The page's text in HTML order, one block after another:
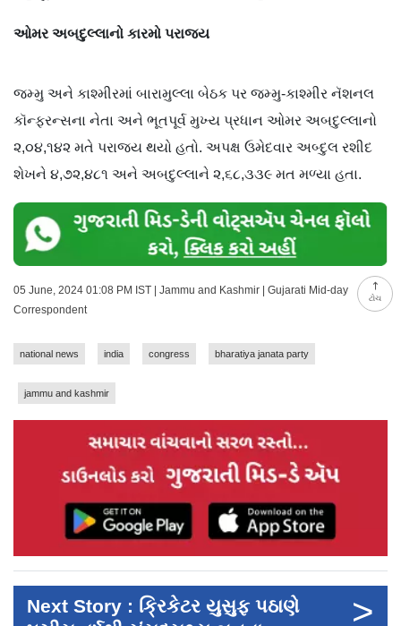
ટોચ
ઓમર અબદુલ્લાનો કારમો પરાજય
જમ્મુ અને કાશ્મીરમાં બારામુલ્લા બેઠક પર જમ્મુ-કાશ્મીર નૅશનલ
કૉન્ફરન્સના નેતા અને ભૂતપૂર્વ મુખ્ય પ્રધાન ઓમર અબદુલ્લાનો
૨,૦૪,૧૪૨ મતે પરાજય થયો હતો. અપક્ષ ઉમેદવાર અબ્દુલ રશીદ
શેખને ૪,૭૨,૪૮૧ અને અબદુલ્લાને ૨,૬૮,૩૩૯ મત મળ્યા હતા.
05 June, 2024 01:08 PM IST | Jammu and Kashmir | Gujarati Mid-day
Correspondent
national news india congress bharatiya janata party
jammu and kashmir
Next Story : ક્રિકેટર યુસુફ પઠાણે
>